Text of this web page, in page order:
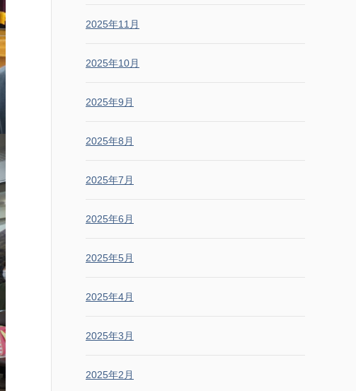
2025年11月
2025年10月
2025年9月
2025年8月
2025年7月
2025年6月
2025年5月
2025年4月
2025年3月
2025年2月